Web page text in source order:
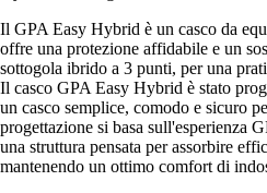
Il GPA Easy Hybrid è un casco da
offre una protezione affidabile e un
sottogola ibrido a 3 punti, per una
Il casco GPA Easy Hybrid è stato
un casco semplice, comodo e sicuro
progettazione si basa sull'esperienza
una struttura pensata per assorbire
mantenendo un ottimo comfort di